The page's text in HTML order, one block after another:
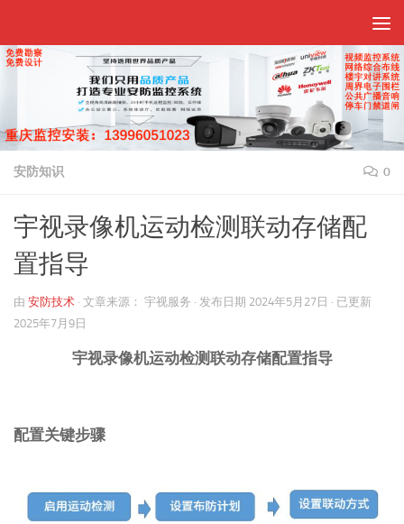
安防知识 0
宇视录像机运动检测联动存储配
置指导
由 安防技术 · 文章来源： 宇视服务 · 发布日期 2024年5月27日 · 已更新
2025年7月9日
宇视录像机运动检测联动存储配置指导
配置关键步骤